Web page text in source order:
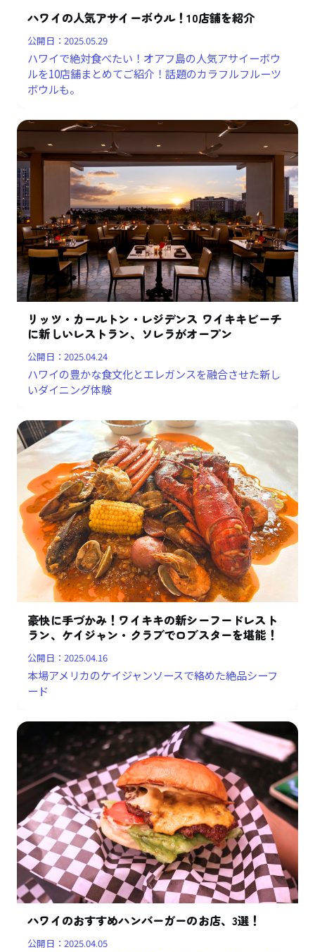
ハワイの人気アサイーボウル！10店舗を紹介
公開日：2025.05.29
ハワイで絶対食べたい！オアフ島の人気アサイーボウ
ルを10店舗まとめてご紹介！話題のカラフルフルーツ
ボウルも。
リッツ・カールトン・レジデンス ワイキキビーチ
に新しいレストラン、ソレラがオープン
公開日：2025.04.24
ハワイの豊かな食文化とエレガンスを融合させた新し
いダイニング体験
豪快に手づかみ！ワイキキの新シーフードレスト
ラン、ケイジャン・クラブでロブスターを堪能！
公開日：2025.04.16
本場アメリカのケイジャンソースで絡めた絶品シーフ
ード
ハワイのおすすめハンバーガーのお店、3選！
公開日：2025.04.05